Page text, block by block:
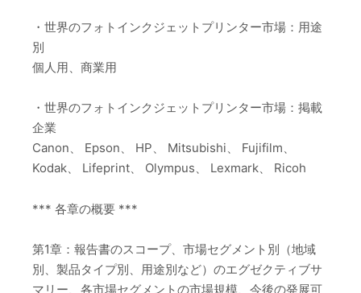
・世界のフォトインクジェットプリンター市場：用途
別
個人用、商業用
・世界のフォトインクジェットプリンター市場：掲載
企業
Canon、 Epson、 HP、 Mitsubishi、 Fujifilm、
Kodak、 Lifeprint、 Olympus、 Lexmark、 Ricoh
*** 各章の概要 ***
第1章：報告書のスコープ、市場セグメント別（地域
別、製品タイプ別、用途別など）のエグゼクティブサ
マリー、各市場セグメントの市場規模、今後の発展可